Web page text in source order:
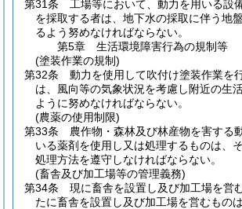
第31条
工場等において、動力を用いる設
を採取する者は、地下水の採取に伴う地
るよう努めなければならない。
第5章
生活環境障害行為の規制等
(塗装作業の規制)
第32条
動力を使用して吹付け塗装作業を
は、風向等の気象状況を考慮し附近の生
ように努めなければならない。
(農薬の使用制限)
第33条
農作物・森林及び林産物を害する
いる薬剤を使用し又は処理するものは、
処理方法を遵守しなければならない。
(畜舎及び加工場等の管理義務)
第34条
現に畜舎を設置し及び加工場を営
たに畜舎を設置し及び加工場を営むもの